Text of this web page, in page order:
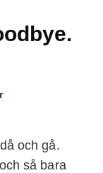
och gå.
så bara